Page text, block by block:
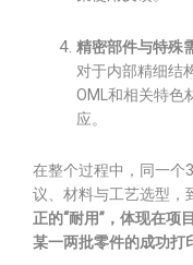
精密部件与特殊
对于内部精细结
OML和相关特色
应。
在整个过程中，同一个
议、材料与工艺选型，
正的“耐用”，体现在项
某一两批零件的成功打